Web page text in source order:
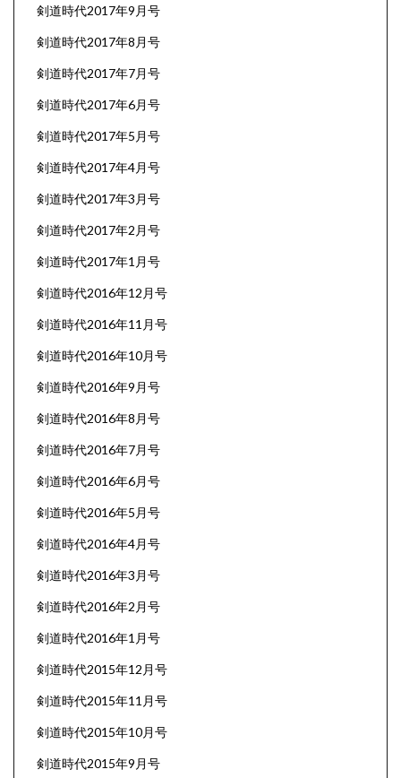
剣道時代2017年9月号
剣道時代2017年8月号
剣道時代2017年7月号
剣道時代2017年6月号
剣道時代2017年5月号
剣道時代2017年4月号
剣道時代2017年3月号
剣道時代2017年2月号
剣道時代2017年1月号
剣道時代2016年12月号
剣道時代2016年11月号
剣道時代2016年10月号
剣道時代2016年9月号
剣道時代2016年8月号
剣道時代2016年7月号
剣道時代2016年6月号
剣道時代2016年5月号
剣道時代2016年4月号
剣道時代2016年3月号
剣道時代2016年2月号
剣道時代2016年1月号
剣道時代2015年12月号
剣道時代2015年11月号
剣道時代2015年10月号
剣道時代2015年9月号